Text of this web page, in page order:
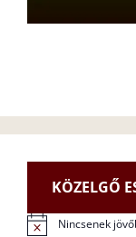
KÖZELGŐ
N
Nincsenek